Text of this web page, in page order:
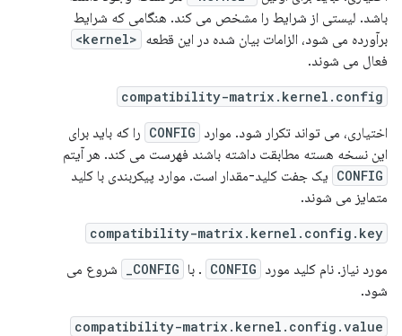
باشد. لیستی از شرایط را مشخص می کند. هنگامی که شرایط
برآورده می شود، الزامات بیان شده در این قطعه <kernel>
فعال می شوند.
compatibility-matrix.kernel.config
اختیاری، می تواند تکرار شود. موارد CONFIG را که باید برای
این نسخه هسته مطابقت داشته باشند فهرست می کند. هر آیتم
CONFIG یک جفت کلید-مقدار است. موارد پیکربندی با کلید
متمایز می شوند.
compatibility-matrix.kernel.config.key
مورد نیاز. نام کلید مورد CONFIG . با CONFIG_
شروع می
شود.
compatibility-matrix.kernel.config.value